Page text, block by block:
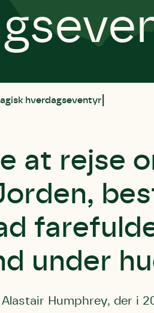
hverdagseventyr
at rejse
under
Humphrey, der i